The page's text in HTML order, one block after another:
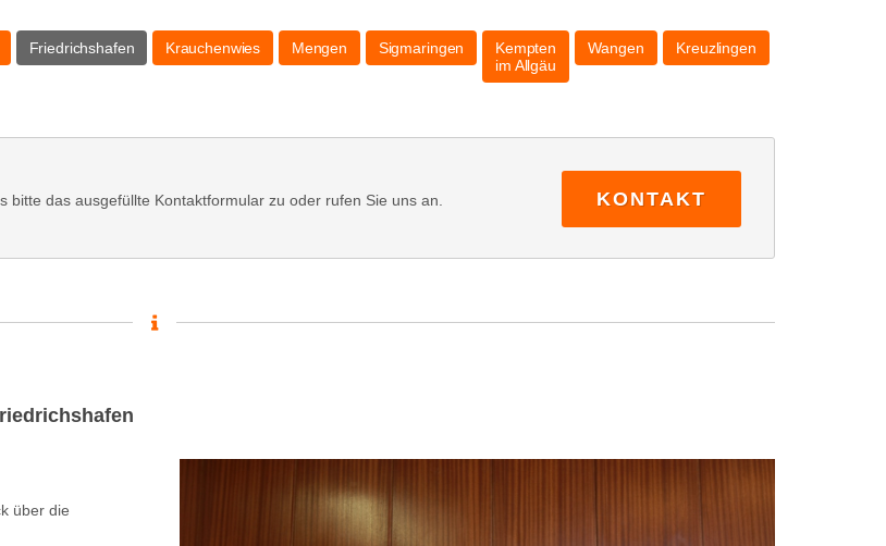
Friedrichshafen Krauchenwies Mengen Sigmaringen
Kempten
im Allgäu
Wangen Kreuzlingen
das ausgefüllte Kontaktformular zu oder rufen Sie uns an.
KONTAKT
über die